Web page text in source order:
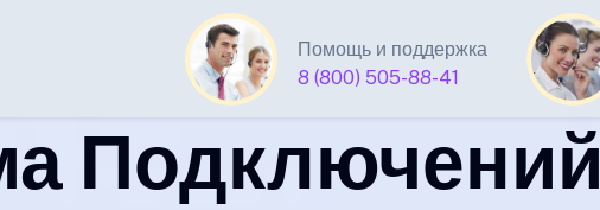
Помощь и поддержка
8 (800) 505-88-41
Подключений